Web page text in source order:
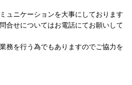
ュニケーションを大事にしております
合せについてはお電話にてお願いして
務を行う為でもありますのでご協力を